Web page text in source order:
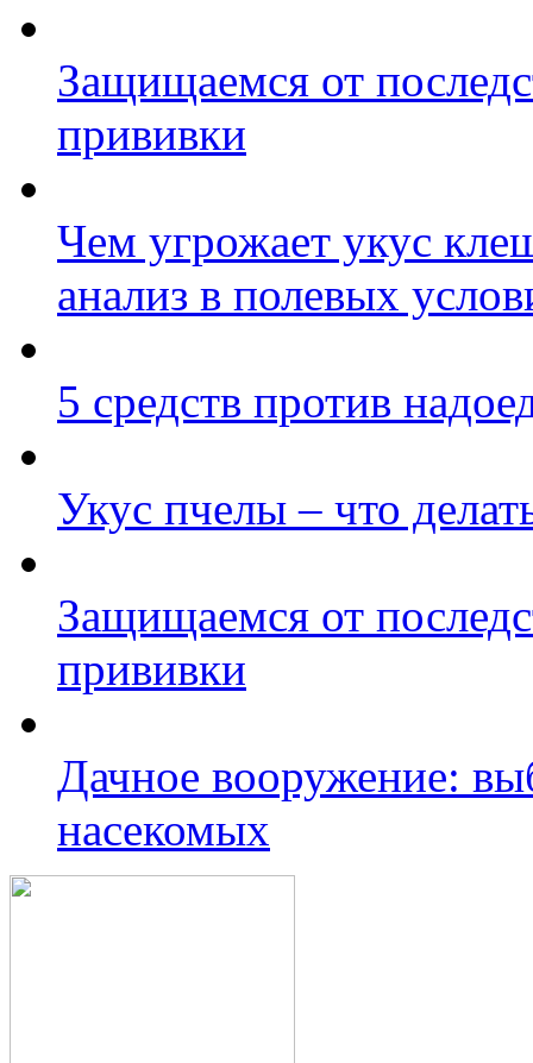
Защищаемся от
прививки
Чем угрожает укус
анализ в полевых
5 средств против
Укус пчелы – что
Защищаемся от
прививки
Дачное вооружение:
насекомых